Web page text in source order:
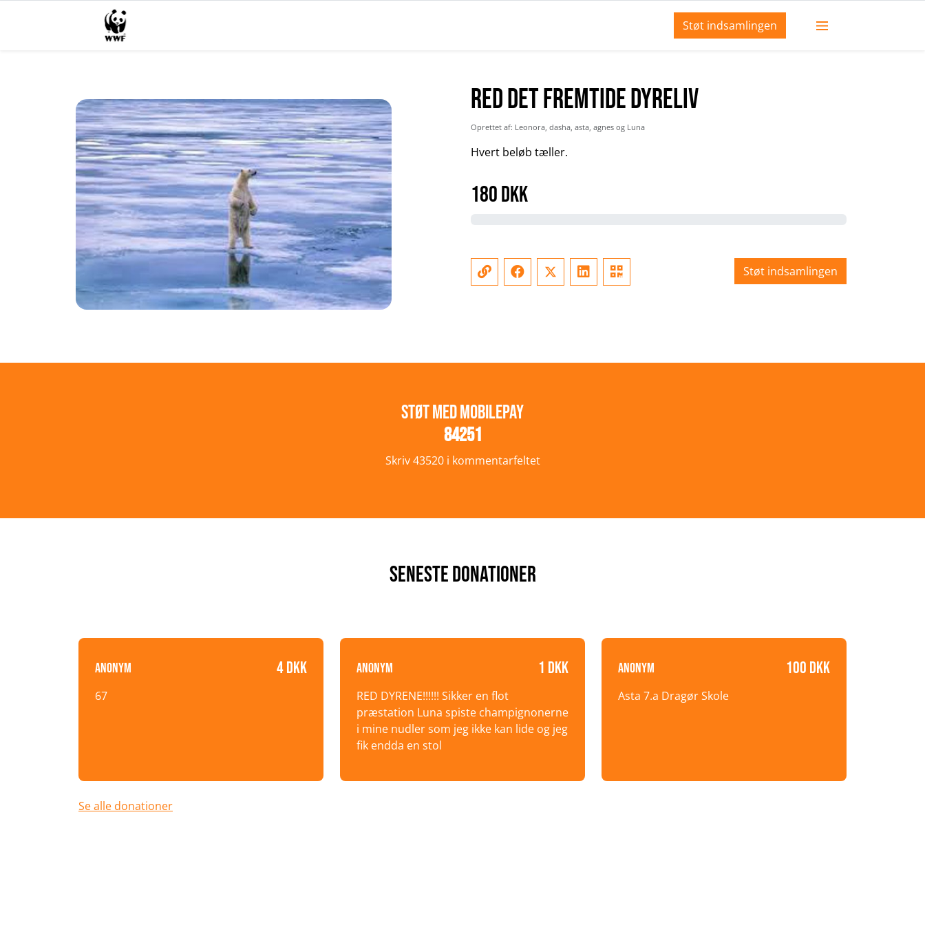
Støt indsamlingen
Red det fremtide dyreliv
Oprettet af: Leonora, dasha, asta, agnes og Luna
Hvert beløb tæller.
180DKK
Støt indsamlingen
Støt med MobilePay
84251
Skriv 43520 i kommentarfeltet
Seneste donationer
Anonym 4 DKK
67
Anonym 1 DKK
RED DYRENE!!!!!! Sikker en flot
præstation Luna spiste champignonerne
i mine nudler som jeg ikke kan lide og jeg
fik endda en stol
Anonym 100 DKK
Asta 7.a Dragør Skole
Se alle donationer